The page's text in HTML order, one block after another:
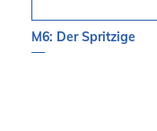
M6: Der Spritzige